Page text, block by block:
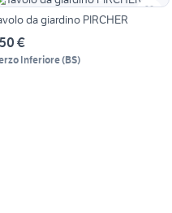
da giardino PIRCHER
€
Inferiore(BS)